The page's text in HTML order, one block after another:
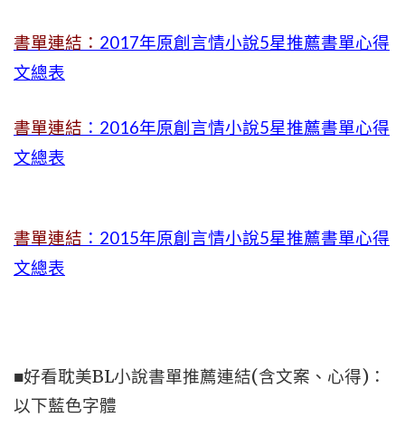
書單連結： 2017年原創言情小說5星推薦書單心得
文總表
書單連結 ：2016年原創言情小說5星推薦書單心得
文總表
書單連結 ：2015年原創言情小說5星推薦書單心得
文總表
■好看耽美BL小說書單推薦連結(含文案、心得)：
以下藍色字體